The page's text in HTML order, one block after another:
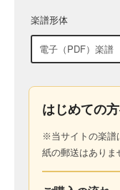
楽譜形体
はじめての
※当サイトの楽譜
紙の郵送はありま